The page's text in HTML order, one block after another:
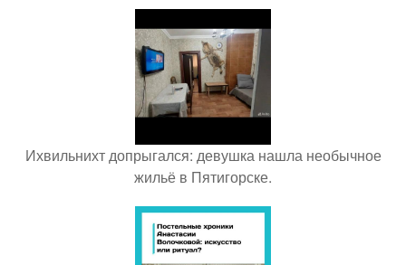
Ихвильнихт допрыгался: девушка нашла необычное
жильё в Пятигорске.